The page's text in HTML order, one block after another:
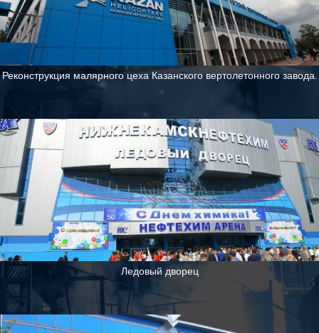
Реконструкция малярного цеха Казанского вертолетонного завода.
Ледовый дворец